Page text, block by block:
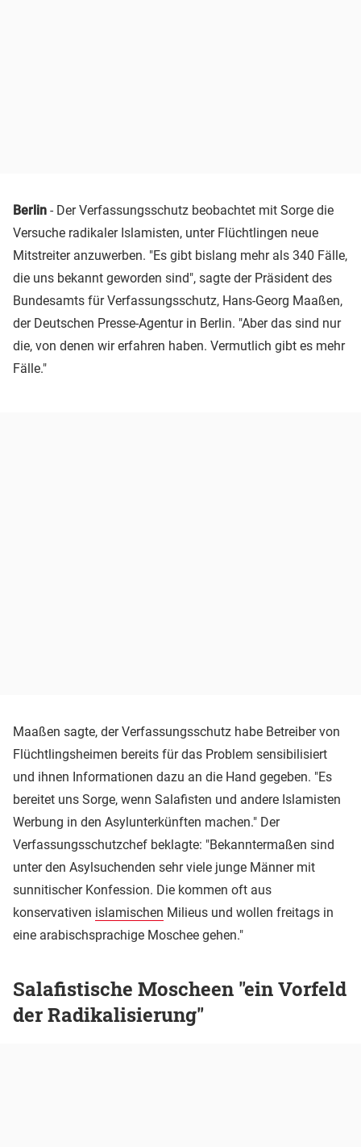
Berlin - Der Verfassungsschutz beobachtet mit Sorge die
Versuche radikaler Islamisten, unter Flüchtlingen neue
Mitstreiter anzuwerben. "Es gibt bislang mehr als 340 Fälle,
die uns bekannt geworden sind", sagte der Präsident des
Bundesamts für Verfassungsschutz, Hans-Georg Maaßen,
der Deutschen Presse-Agentur in Berlin. "Aber das sind nur
die, von denen wir erfahren haben. Vermutlich gibt es mehr
Fälle."
Maaßen sagte, der Verfassungsschutz habe Betreiber von
Flüchtlingsheimen bereits für das Problem sensibilisiert
und ihnen Informationen dazu an die Hand gegeben. "Es
bereitet uns Sorge, wenn Salafisten und andere Islamisten
Werbung in den Asylunterkünften machen." Der
Verfassungsschutzchef beklagte: "Bekanntermaßen sind
unter den Asylsuchenden sehr viele junge Männer mit
sunnitischer Konfession. Die kommen oft aus
konservativen islamischen Milieus und wollen freitags in
eine arabischsprachige Moschee gehen."
Salafistische Moscheen "ein Vorfeld
der Radikalisierung"